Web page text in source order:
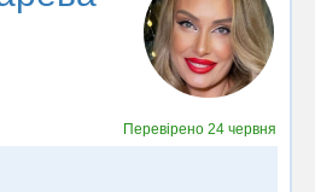
Перевірено24 червня